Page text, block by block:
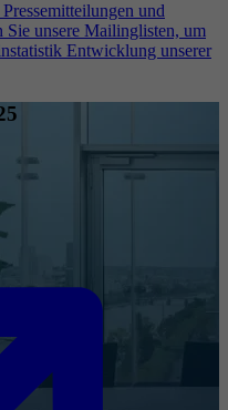
und
Sie unsere Mailinglisten, um
Entwicklung unserer